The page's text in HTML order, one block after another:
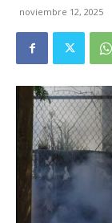
noviembre 12, 2025